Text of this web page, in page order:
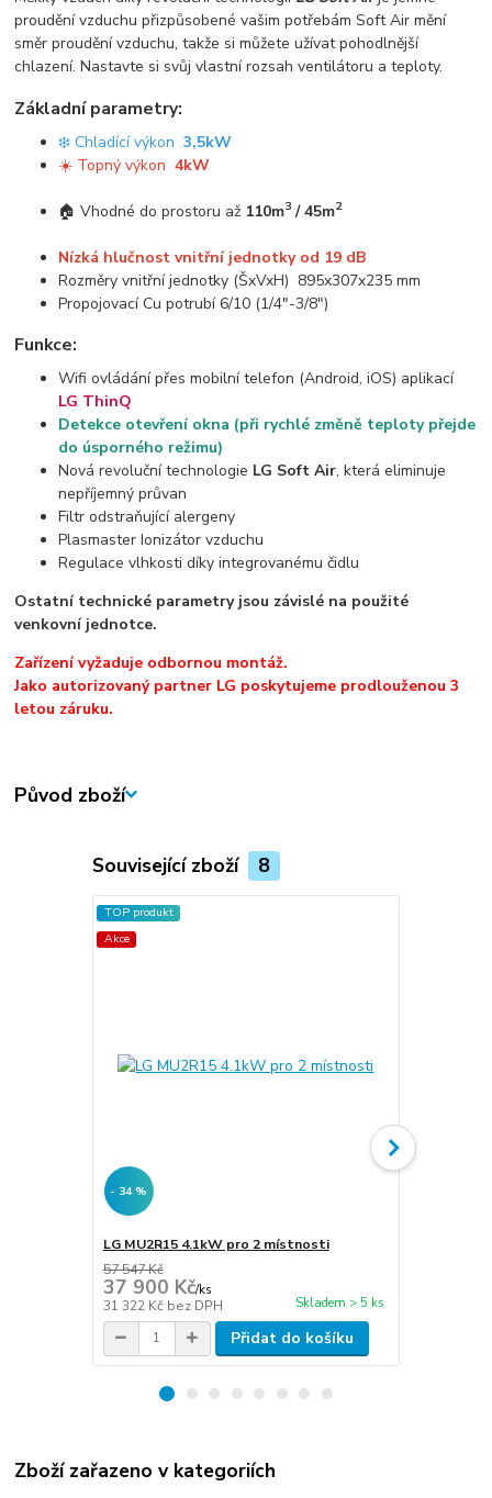
proudění vzduchu přizpůsobené vašim potřebám Soft Air mění
směr proudění vzduchu, takže si můžete užívat pohodlnější
chlazení. Nastavte si svůj vlastní rozsah ventilátoru a teploty.
Základní parametry:
❄️ Chladící výkon3,5kW
☀️ Topný výkon4kW
🏠 Vhodné do prostoru až 110m3 / 45m2
Nízká hlučnost vnitřní jednotky od 19 dB
Rozměry vnitřní jednotky (ŠxVxH) 895x307x235 mm
Propojovací Cu potrubí 6/10 (1/4"-3/8")
Funkce:
Wifi ovládání přes mobilní telefon (Android, iOS) aplikací
LG ThinQ
Detekce otevření okna (při rychlé změně teploty přejde
do úsporného režimu)
Nová revoluční technologie LG Soft Air, která eliminuje
nepříjemný průvan
Filtr odstraňující alergeny
Plasmaster Ionizátor vzduchu
Regulace vlhkosti díky integrovanému čidlu
Ostatní technické parametry jsou závislé na použité
venkovní jednotce.
Zařízení vyžaduje odbornou montáž.
Jako autorizovaný partner LG poskytujeme prodlouženou 3
letou záruku.
Původ zboží
Související zboží 8
TOP produkt
Akce
- 34 %
LG MU2R15 4.1kW pro 2 místnosti
57 547 Kč
37 900 Kč/ks
31 322 Kč bez DPH Skladem > 5 ks
Přidat do košíku
Zboží zařazeno v kategoriích